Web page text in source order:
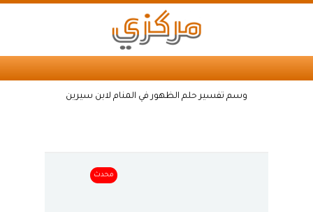
وسم تفسير حلم الظهور في المنام لابن سيرين
محدث